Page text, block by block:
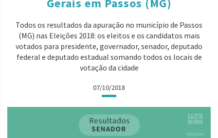
Gerais em Passos (MG)
Todos os resultados da apuração no município de Passos
(MG) nas Eleições 2018: os eleitos e os candidatos mais
votados para presidente, governador, senador, deputado
federal e deputado estadual somando todos os locais de
votação da cidade
07/10/2018